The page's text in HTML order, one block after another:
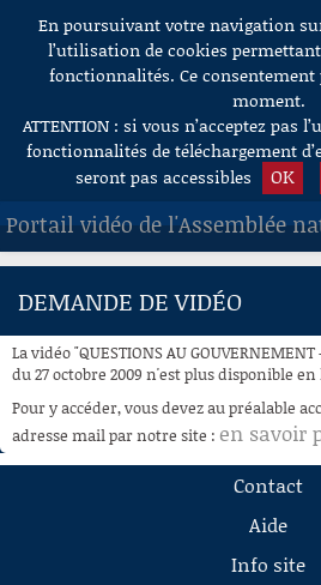
Aller au contenu
En poursuivant votre navigation
l’utilisation de cookies
fonctionnalités. Ce
moment.
ATTENTION : si vous n’acceptez pas
fonctionnalités de téléchargement
seront pas accessibles
OK
Portail vidéo de l'Assemblée
ACCUEIL
À LA DEMANDE
RECHERCHE
AIDE À LA DÉCOUPE
DEMANDE DE VIDÉO
La vidéo "QUESTIONS AU GOUVERNEMENT
du 27 octobre 2009 n'est plus disponible
Pour y accéder, vous devez au préalable
adresse mail par notre site : en savoir
Contact
Aide
Info site